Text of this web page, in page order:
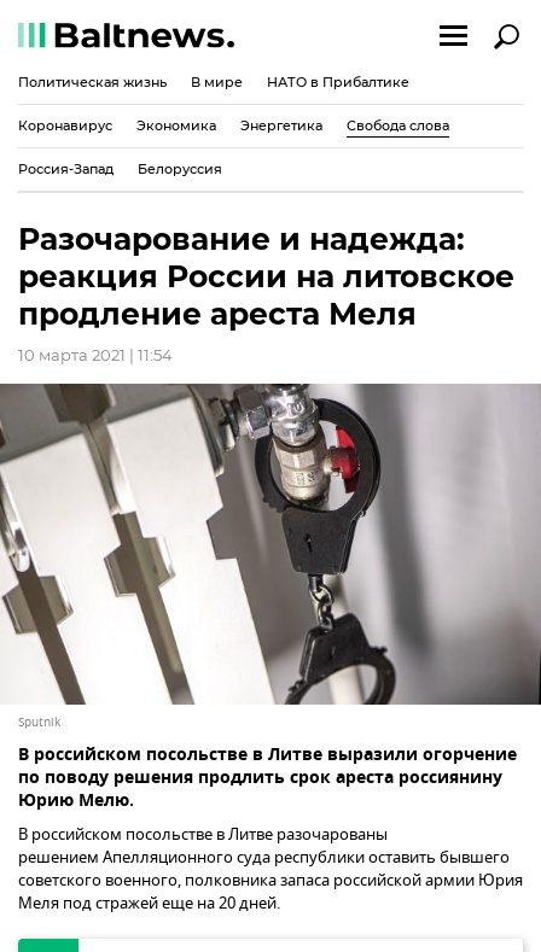
Политическая жизнь В мире НАТО в Прибалтике
Коронавирус Экономика Энергетика Свобода слова
Россия-Запад Белоруссия
Разочарование и надежда:
реакция России на литовское
продление ареста Меля
10 марта 2021 | 11:54
Sputnik
В российском посольстве в Литве выразили огорчение
по поводу решения продлить срок ареста россиянину
Юрию Мелю.
В российском посольстве в Литве разочарованы
решением Апелляционного суда республики оставить бывшего
советского военного, полковника запаса российской армии Юрия
Меля под стражей еще на 20 дней.